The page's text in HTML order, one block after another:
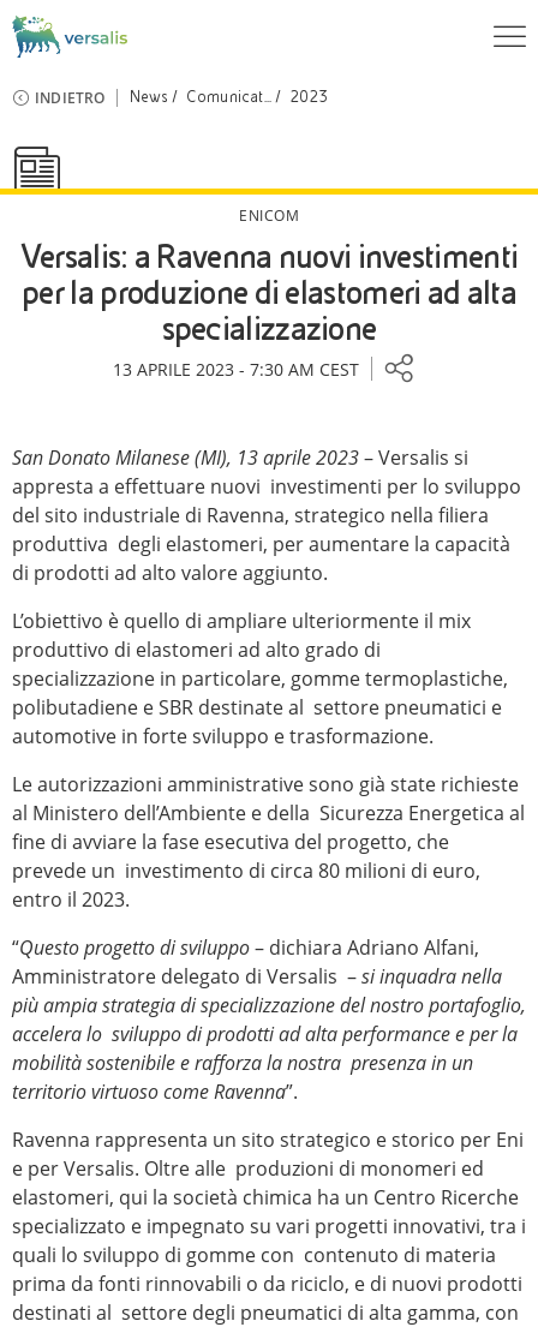
INDIETRO News Comunicat... 2023
ENICOM
Versalis: a Ravenna nuovi investimenti
per la produzione di elastomeri ad alta
specializzazione
13 APRILE 2023 - 7:30 AM CEST
San Donato Milanese (MI), 13 aprile 2023– Versalis si
appresta a effettuare nuovi investimenti per lo sviluppo
del sito industriale di Ravenna, strategico nella filiera
produttiva degli elastomeri, per aumentare la capacità
di prodotti ad alto valore aggiunto.
L’obiettivo è quello di ampliare ulteriormente il mix
produttivo di elastomeri ad alto grado di
specializzazione in particolare, gomme termoplastiche,
polibutadiene e SBR destinate al settore pneumatici e
automotive in forte sviluppo e trasformazione.
Le autorizzazioni amministrative sono già state richieste
al Ministero dell’Ambiente e della Sicurezza Energetica al
fine di avviare la fase esecutiva del progetto, che
prevede un investimento di circa 80 milioni di euro,
entro il 2023.
“Questo progetto di sviluppo– dichiara Adriano Alfani,
Amministratore delegato di Versalis –si inquadra nella
più ampia strategia di specializzazione del nostro portafoglio,
accelera lo sviluppo di prodotti ad alta performance e per la
mobilità sostenibile e rafforza la nostra presenza in un
territorio virtuoso come Ravenna”.
Ravenna rappresenta un sito strategico e storico per Eni
e per Versalis. Oltre alle produzioni di monomeri ed
elastomeri, qui la società chimica ha un Centro Ricerche
specializzato e impegnato su vari progetti innovativi, tra i
quali lo sviluppo di gomme con contenuto di materia
prima da fonti rinnovabili o da riciclo, e di nuovi prodotti
destinati al settore degli pneumatici di alta gamma, con